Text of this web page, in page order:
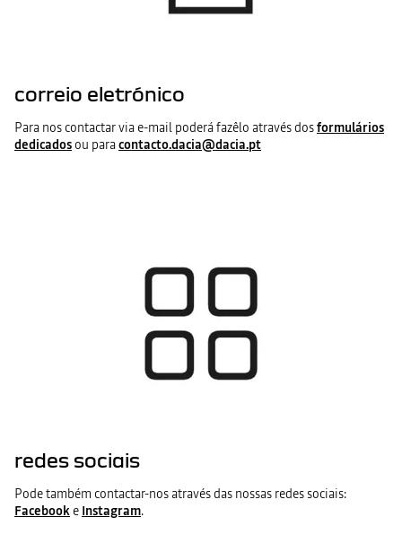
correio eletrónico
Para nos contactar via e-mail poderá fazêlo através dosformulários
dedicados ou paracontacto.dacia@dacia.pt
redes sociais
Pode também contactar-nos através das nossas redes sociais:
Facebook e Instagram.